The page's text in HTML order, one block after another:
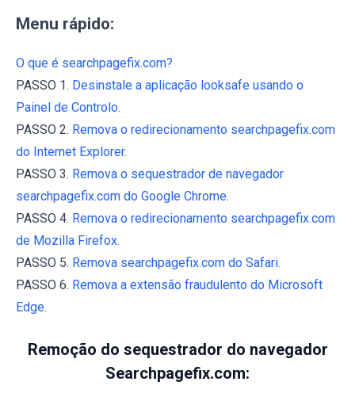
Menu rápido:
O que é searchpagefix.com?
PASSO 1. Desinstale a aplicação looksafe usando o
Painel de Controlo.
PASSO 2. Remova o redirecionamento searchpagefix.com
do Internet Explorer.
PASSO 3. Remova o sequestrador de navegador
searchpagefix.com do Google Chrome.
PASSO 4. Remova o redirecionamento searchpagefix.com
de Mozilla Firefox.
PASSO 5. Remova searchpagefix.com do Safari.
PASSO 6. Remova a extensão fraudulento do Microsoft
Edge.
Remoção do sequestrador do navegador
Searchpagefix.com: